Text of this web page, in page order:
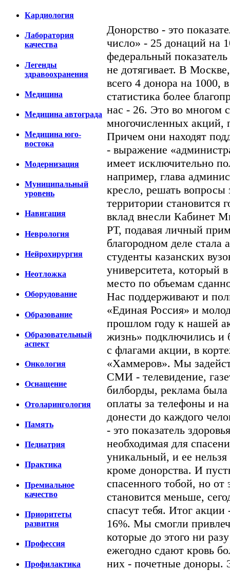
Кардиология
Лаборатория
качества
Легенды
здравоохранения
Медицина
Медицина автограда
Медицина юго-
востока
Модернизация
Муниципальный
уровень
Навигация
Неврология
Нейрохирургия
Неотложка
Оборудование
Образование
Образовательный
аспект
Онкология
Оснащение
Отоларингология
Память
Педиатрия
Практика
Премиальное
качество
Приоритеты
развития
Профессия
Профилактика
Донорство - это
число» - 25 донаций на
федеральный
не дотягивает. В
всего 4 донора на 1000,
статистика более
нас - 26. Это во многом
многочисленных акций,
Причем они находят
- выражение
имеет исключительно
например, глава
кресло, решать вопросы
территории становится
вклад внесли Кабинет
РТ, подавая личный
благородном деле стала
студенты казанских
университета, который
место по объемам
Нас поддерживают и
«Единая Россия» и
прошлом году к нашей
жизнь» подключились и
с флагами акции, в
«Хаммеров». Мы
СМИ - телевидение,
билборды, реклама
оплаты за телефоны и
донести до каждого
- это показатель
необходимая для
уникальный, и ее
кроме донорства. И
спасенного тобой, но от
становится меньше,
спасут тебя. Итог акции
16%. Мы смогли
которые до этого ни
ежегодно сдают кровь
них - почетные доноры.